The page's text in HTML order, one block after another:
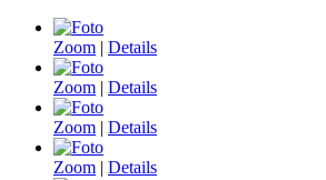
Zoom | Details
Zoom | Details
Zoom | Details
Zoom | Details